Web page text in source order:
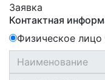
Заявка
Контактная
Физическое лицо